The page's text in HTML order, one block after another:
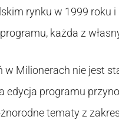
rynku w 1999 roku
każda z
Milionerach nie jest
edycja programu
tematy z